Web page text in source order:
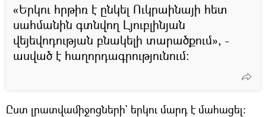
«Երկու հրթիռ է ընկել Ուկրաինայի հետ
սահմանին գտնվող Լյուբլինյան
վեյեվոդության բնակելի տարածքում», -
ասված է հաղորդագրությունում:
Ըստ լրատվամիջոցների` երկու մարդ է մահացել։